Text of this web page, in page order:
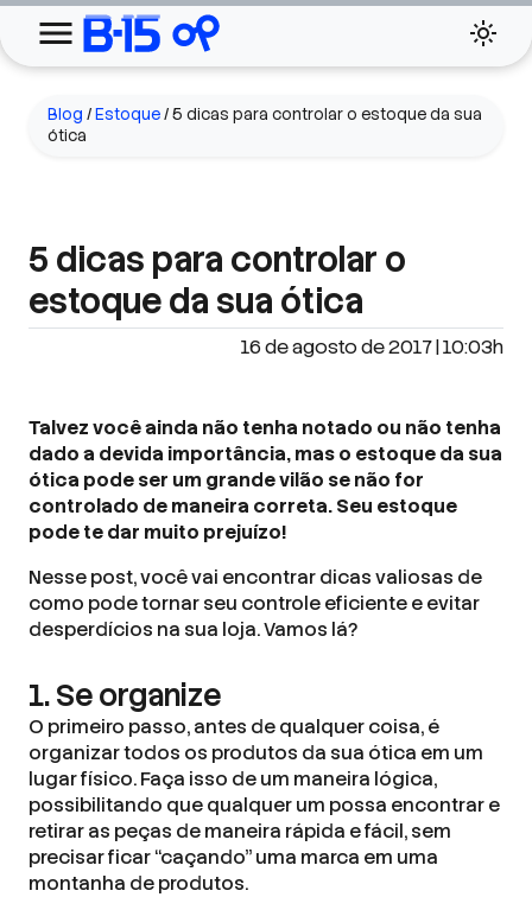
Blog /Estoque/5 dicas para controlar o estoque da sua
ótica
5 dicas para controlar o
estoque da sua ótica
16 de agosto de 2017 | 10:03h
Talvez você ainda não tenha notado ou não tenha
dado a devida importância, mas o estoque da sua
ótica pode ser um grande vilão se não for
controlado de maneira correta. Seu estoque
pode te dar muito prejuízo!
Nesse post, você vai encontrar dicas valiosas de
como pode tornar seu controle eficiente e evitar
desperdícios na sua loja. Vamos lá?
1. Se organize
O primeiro passo, antes de qualquer coisa, é
organizar todos os produtos da sua ótica em um
lugar físico. Faça isso de um maneira lógica,
possibilitando que qualquer um possa encontrar e
retirar as peças de maneira rápida e fácil, sem
precisar ficar “caçando” uma marca em uma
montanha de produtos.